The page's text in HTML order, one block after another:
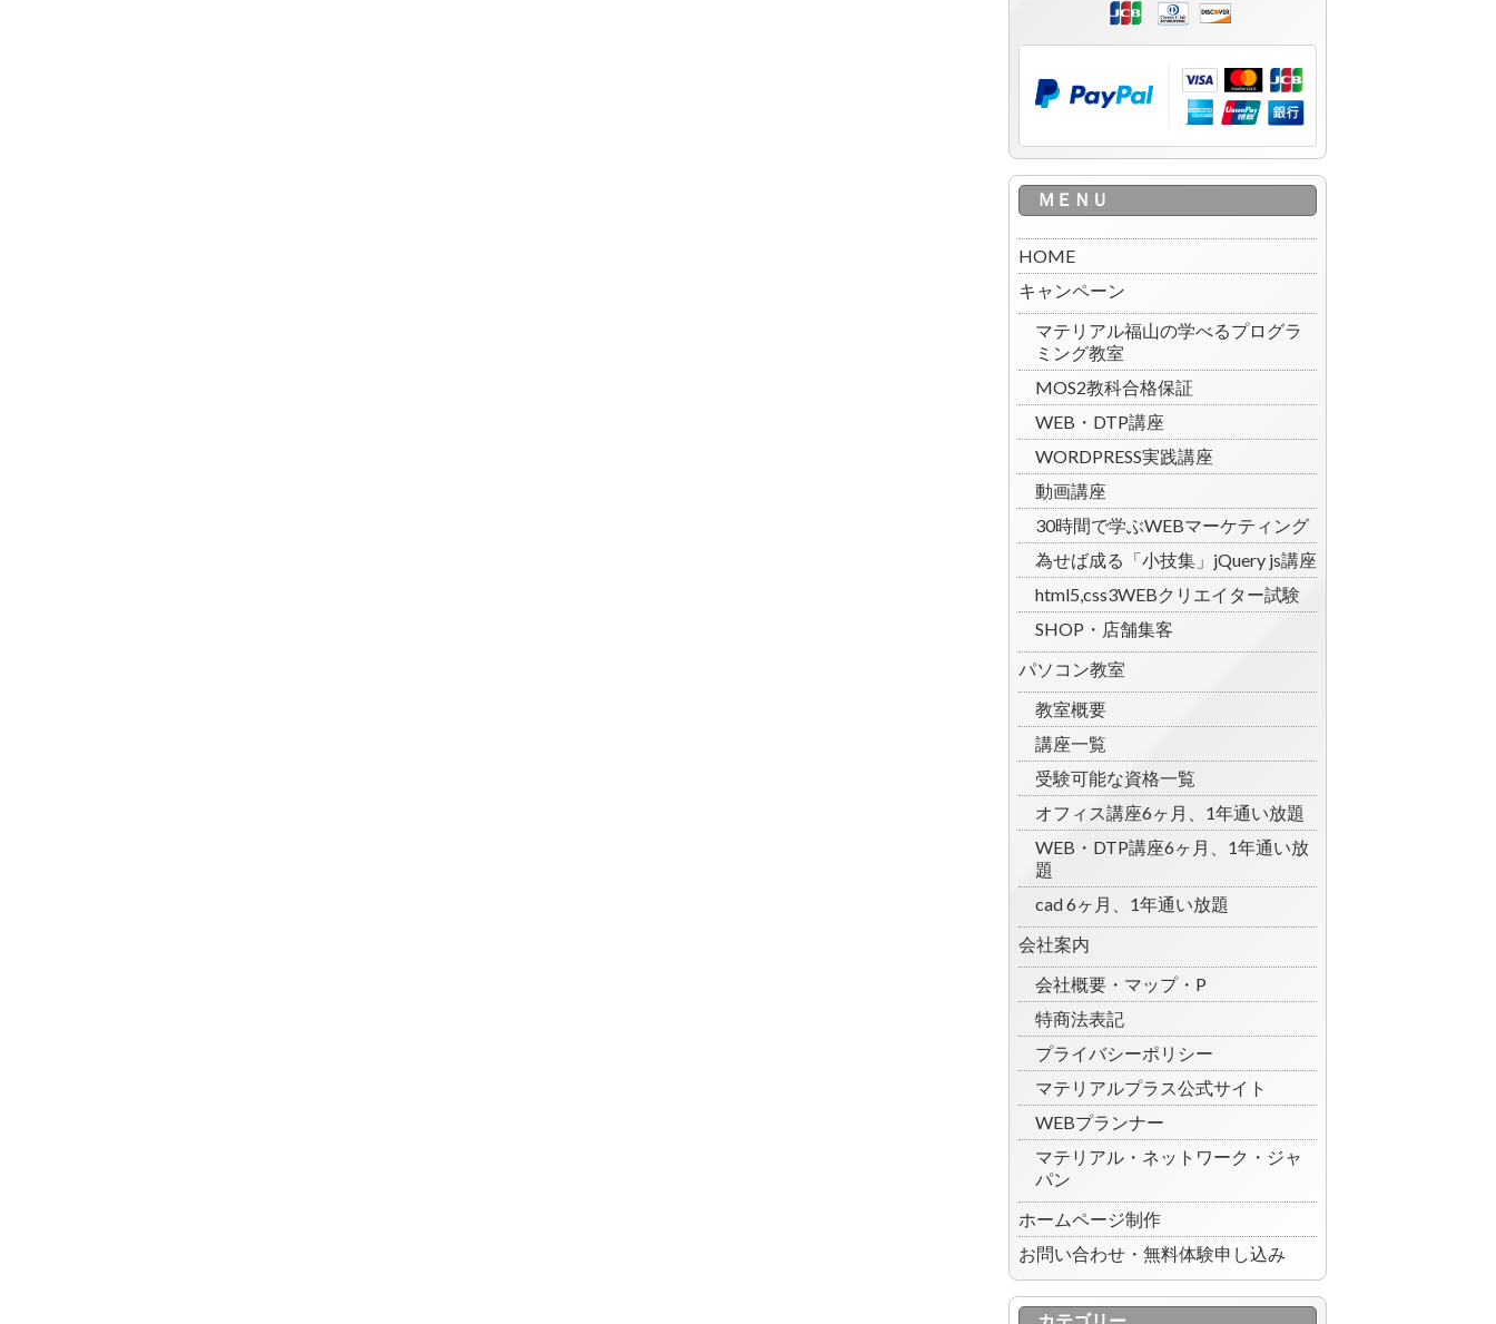
ＭＥＮＵ
HOME
キャンペーン
マテリアル福山の学べるプログラ
ミング教室
MOS2教科合格保証
WEB・DTP講座
WORDPRESS実践講座
動画講座
30時間で学ぶWEBマーケティング
為せば成る「小技集」jQuery js講座
html5,css3WEBクリエイター試験
SHOP・店舗集客
パソコン教室
教室概要
講座一覧
受験可能な資格一覧
オフィス講座6ヶ月、1年通い放題
WEB・DTP講座6ヶ月、1年通い放
題
cad 6ヶ月、1年通い放題
会社案内
会社概要・マップ・P
特商法表記
プライバシーポリシー
マテリアルプラス公式サイト
WEBプランナー
マテリアル・ネットワーク・ジャ
パン
ホームページ制作
お問い合わせ・無料体験申し込み